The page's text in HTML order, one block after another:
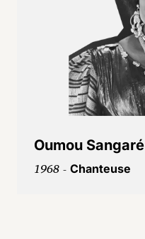
Oumou Sangaré
1968 - Chanteuse